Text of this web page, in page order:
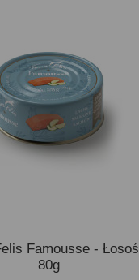
Famousse - Łosoś
80g